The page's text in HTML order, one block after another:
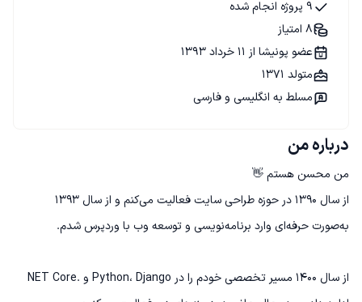
درباره من
9 پروژه انجام شده
8 امتیاز
عضو پونیشا از 11 خرداد 1393
متولد 1371
مسلط به انگلیسی و فارسی